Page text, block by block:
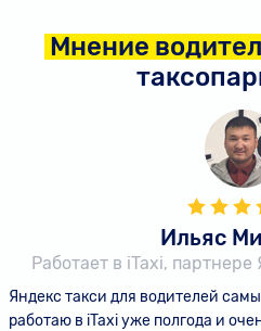
Мнение
Ильяс
Работает в iTaxi,
Яндекс такси для водителей
работаю в iTaxi уже полгода и